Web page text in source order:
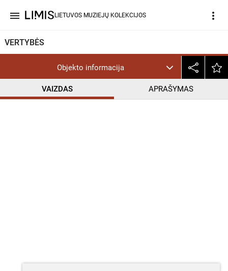
menu LIETUVOS MUZIEJŲ KOLEKCIJOS more_vert
VERTYBĖS
Objekto informacija
VAIZDAS APRAŠYMAS